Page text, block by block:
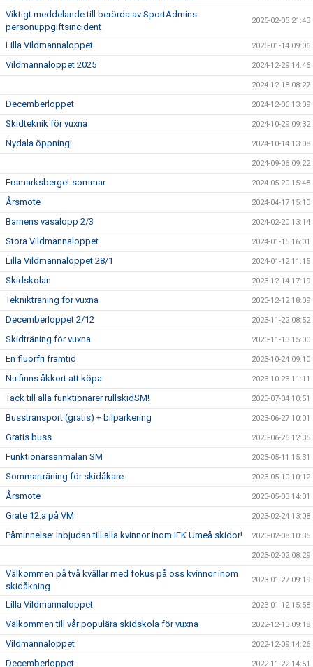
Viktigt meddelande till berörda av SportAdmins
personuppgiftsincident
2025-02-05 21:43
Lilla Vildmannaloppet 2025-01-14 09:06
Vildmannaloppet 2025 2024-12-29 14:46
2024-12-18 08:27
Decemberloppet 2024-12-06 13:09
Skidteknik för vuxna 2024-10-29 09:32
Nydala öppning! 2024-10-14 13:08
2024-09-06 09:22
Ersmarksberget sommar 2024-05-20 15:48
Årsmöte 2024-04-17 15:10
Barnens vasalopp 2/3 2024-02-20 13:14
Stora Vildmannaloppet 2024-01-15 16:01
Lilla Vildmannaloppet 28/1 2024-01-12 11:15
Skidskolan 2023-12-14 17:19
Teknikträning för vuxna 2023-12-12 18:09
Decemberloppet 2/12 2023-11-22 08:52
Skidträning för vuxna 2023-11-13 15:00
En fluorfri framtid 2023-10-24 09:10
Nu finns åkkort att köpa 2023-10-23 11:11
Tack till alla funktionärer rullskidSM! 2023-07-04 10:51
Busstransport (gratis) + bilparkering 2023-06-27 10:01
Gratis buss 2023-06-26 12:35
Funktionärsanmälan SM 2023-05-11 15:31
Sommarträning för skidåkare 2023-05-10 10:12
Årsmöte 2023-05-03 14:01
Grate 12:a på VM 2023-02-24 13:08
Påminnelse: Inbjudan till alla kvinnor inom IFK Umeå skidor! 2023-02-08 10:35
2023-02-02 08:29
Välkommen på två kvällar med fokus på oss kvinnor inom
skidåkning
2023-01-27 09:19
Lilla Vildmannaloppet 2023-01-12 15:58
Välkommen till vår populära skidskola för vuxna 2022-12-13 09:18
Vildmannaloppet 2022-12-09 14:26
Decemberloppet 2022-11-22 14:51